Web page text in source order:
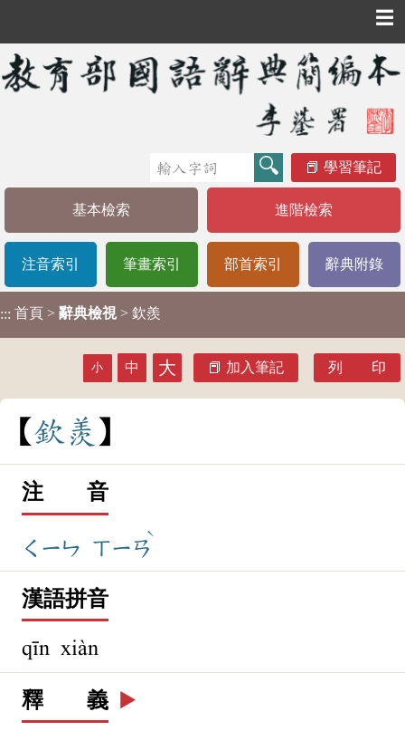
☰
學習筆記
基本檢索 進階檢索
注音索引 筆畫索引 部首索引 辭典附錄
::: 首頁 > 辭典檢視 > 欽羨
小 中 大 加入筆記 列 印
欽 羨
注 音
ㄑㄧㄣ ㄒㄧㄢ
ˋ
漢語拼音
qīn xiàn
釋 義 ▶️